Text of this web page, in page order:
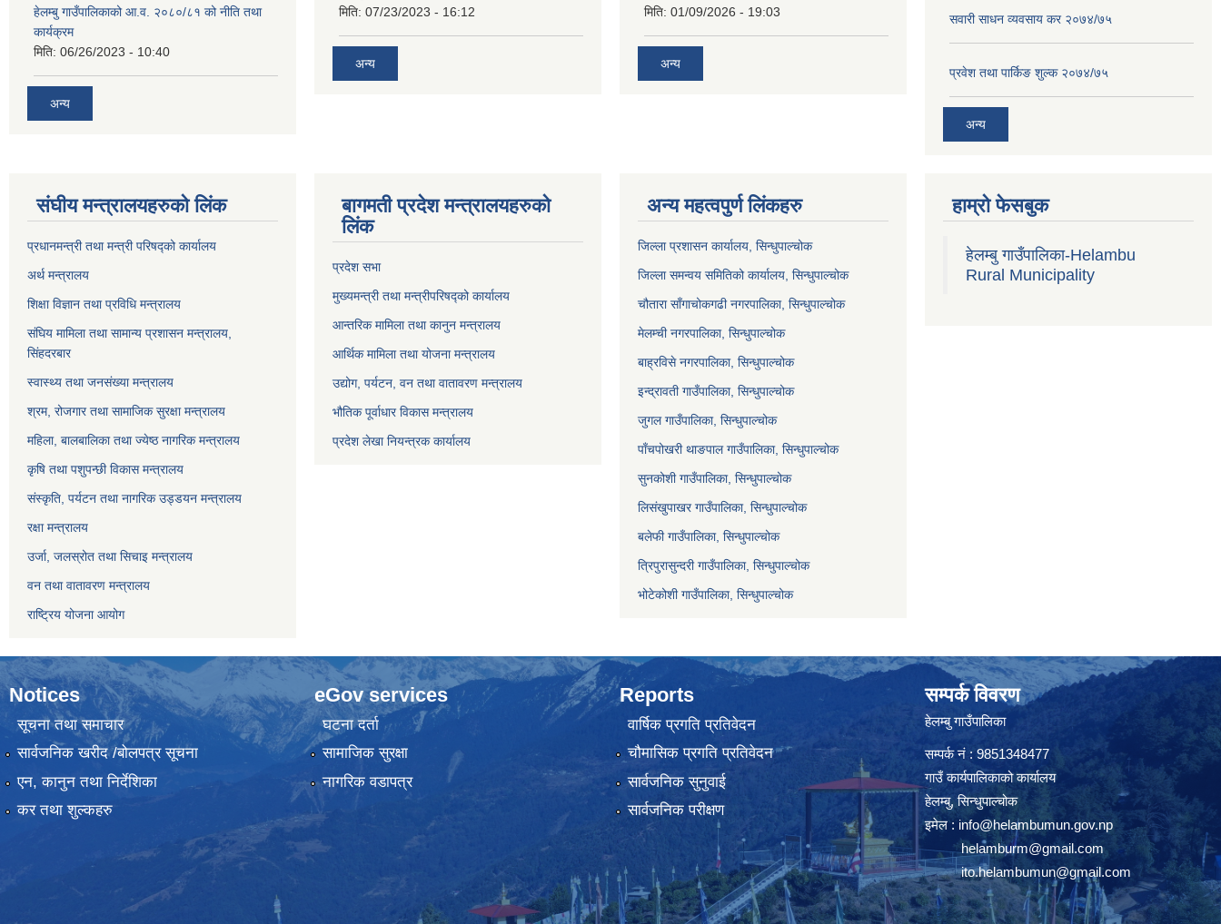
हेलम्बु गाउँपालिकाको आ.व. २०८०/८१ को नीति तथा
कार्यक्रम
मिति: 06/26/2023 - 10:40
अन्य
मिति: 07/23/2023 - 16:12
अन्य
मिति: 01/09/2026 - 19:03
अन्य
सवारी साधन व्यवसाय कर २०७४/७५
प्रवेश तथा पार्किङ शुल्क २०७४/७५
अन्य
संघीय मन्त्रालयहरुको लिंक
प्रधानमन्त्री तथा मन्त्री परिषद्को कार्यालय
अर्थ मन्त्रालय
शिक्षा विज्ञान तथा प्रविधि मन्त्रालय
संघिय मामिला तथा सामान्य प्रशासन मन्त्रालय,
सिंहदरबार
स्वास्थ्य तथा जनसंख्या मन्त्रालय
श्रम, रोजगार तथा सामाजिक सुरक्षा मन्त्रालय
महिला, बालबालिका तथा ज्येष्ठ नागरिक मन्त्रालय
कृषि तथा पशुपन्छी विकास मन्त्रालय
संस्कृति, पर्यटन तथा नागरिक उड्डयन मन्त्रालय
रक्षा मन्त्रालय
उर्जा, जलस्रोत तथा सिचाइ मन्त्रालय
वन तथा वातावरण मन्त्रालय
राष्ट्रिय योजना आयोग
बागमती प्रदेश मन्त्रालयहरुको
लिंक
प्रदेश सभा
मुख्यमन्त्री तथा मन्त्रीपरिषद्को कार्यालय
आन्तरिक मामिला तथा कानुन मन्त्रालय
आर्थिक मामिला तथा योजना मन्त्रालय
उद्योग, पर्यटन, वन तथा वातावरण मन्त्रालय
भौतिक पूर्वाधार विकास मन्त्रालय
प्रदेश लेखा नियन्त्रक कार्यालय
अन्य महत्वपुर्ण लिंकहरु
जिल्ला प्रशासन कार्यालय, सिन्धुपाल्चोक
जिल्ला समन्वय समितिको कार्यालय, सिन्धुपाल्चोक
चौतारा साँगाचोकगढी नगरपालिका, सिन्धुपाल्चोक
मेलम्ची नगरपालिका, सिन्धुपाल्चोक
बाह्रविसे नगरपालिका, सिन्धुपाल्चोक
इन्द्रावती गाउँपालिका, सिन्धुपाल्चोक
जुगल गाउँपालिका, सिन्धुपाल्चोक
पाँचपोखरी थाङपाल गाउँपालिका, सिन्धुपाल्चोक
सुनकोशी गाउँपालिका, सिन्धुपाल्चोक
लिसंखुपाखर गाउँपालिका, सिन्धुपाल्चोक
बलेफी गाउँपालिका, सिन्धुपाल्चोक
त्रिपुरासुन्दरी गाउँपालिका, सिन्धुपाल्चोक
भोटेकोशी गाउँपालिका, सिन्धुपाल्चोक
हाम्रो फेसबुक
हेलम्बु गाउँपालिका-Helambu
Rural Municipality
Notices
सूचना तथा समाचार
सार्वजनिक खरीद /बोलपत्र सूचना
एन, कानुन तथा निर्देशिका
कर तथा शुल्कहरु
eGov services
घटना दर्ता
सामाजिक सुरक्षा
नागरिक वडापत्र
Reports
वार्षिक प्रगति प्रतिवेदन
चौमासिक प्रगति प्रतिवेदन
सार्वजनिक सुनुवाई
सार्वजनिक परीक्षण
सम्पर्क विवरण
हेलम्बु गाउँपालिका
सम्पर्क नं : 9851348477
गाउँ कार्यपालिकाको कार्यालय
हेलम्बु, सिन्धुपाल्चोक
इमेल : info@helambumun.gov.np
helamburm@gmail.com
ito.helambumun@gmail.com